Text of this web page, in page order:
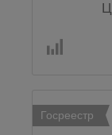
Госреестр